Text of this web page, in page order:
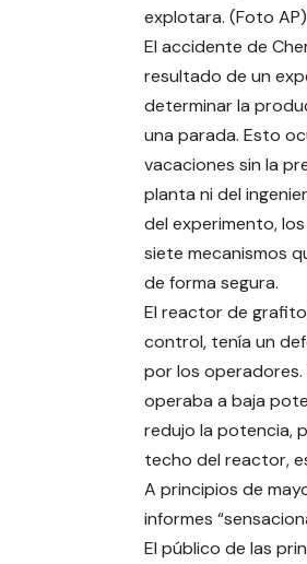
explotara. (Foto AP)
El accidente de
resultado de un
determinar la
una parada. Esto
vacaciones sin la
planta ni del
del experimento,
siete mecanismos
de forma segura.
El reactor de grafito
control, tenía un
por los operadores.
operaba a baja
redujo la potencia,
techo del reactor,
A principios de
informes
El público de las